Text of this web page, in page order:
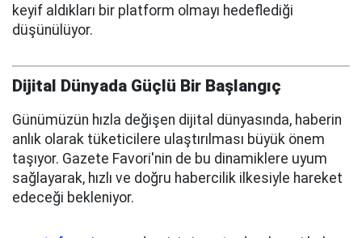
keyif aldıkları bir platform olmayı hedeflediği
düşünülüyor.
Dijital Dünyada Güçlü Bir Başlangıç
Günümüzün hızla değişen dijital dünyasında, haberin
anlık olarak tüketicilere ulaştırılması büyük önem
taşıyor. Gazete Favori'nin de bu dinamiklere uyum
sağlayarak, hızlı ve doğru habercilik ilkesiyle hareket
edeceği bekleniyor.